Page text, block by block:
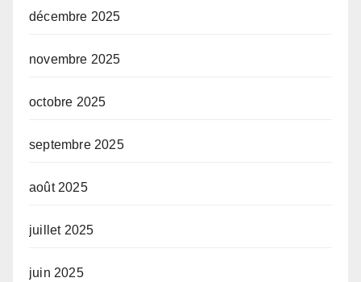
décembre 2025
novembre 2025
octobre 2025
septembre 2025
août 2025
juillet 2025
juin 2025